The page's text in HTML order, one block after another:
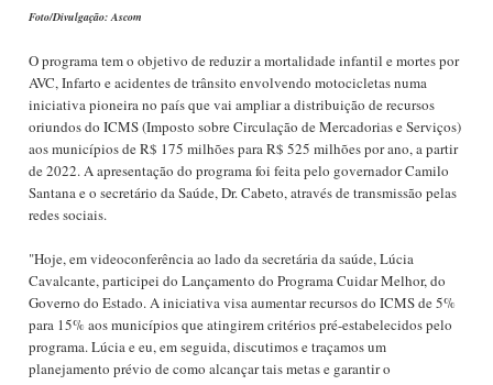
Foto/Divulgação: Ascom
O programa tem o objetivo de reduzir a mortalidade infantil e mortes por
AVC, Infarto e acidentes de trânsito envolvendo motocicletas numa
iniciativa pioneira no país que vai ampliar a distribuição de recursos
oriundos do ICMS (Imposto sobre Circulação de Mercadorias e Serviços)
aos municípios de R$ 175 milhões para R$ 525 milhões por ano, a partir
de 2022. A apresentação do programa foi feita pelo governador Camilo
Santana e o secretário da Saúde, Dr. Cabeto, através de transmissão pelas
redes sociais.
"Hoje, em videoconferência ao lado da secretária da saúde, Lúcia
Cavalcante, participei do Lançamento do Programa Cuidar Melhor, do
Governo do Estado. A iniciativa visa aumentar recursos do ICMS de 5%
para 15% aos municípios que atingirem critérios pré-estabelecidos pelo
programa. Lúcia e eu, em seguida, discutimos e traçamos um
planejamento prévio de como alcançar tais metas e garantir o